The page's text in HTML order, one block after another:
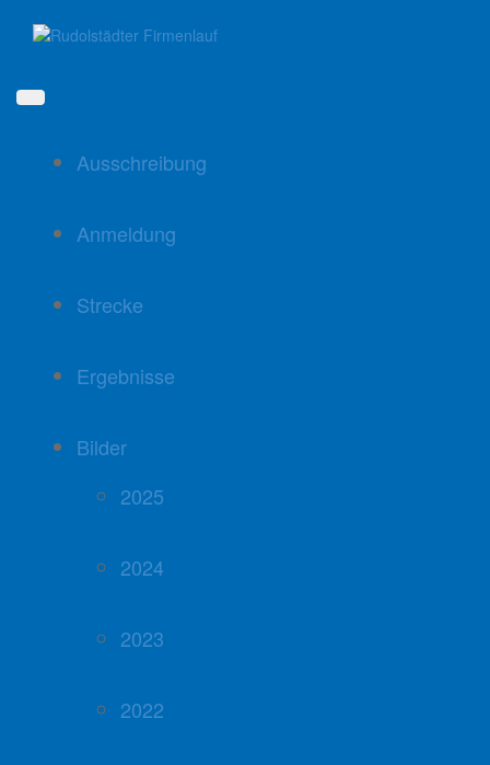
Ausschreibung
Anmeldung
Strecke
Ergebnisse
Bilder
2025
2024
2023
2022